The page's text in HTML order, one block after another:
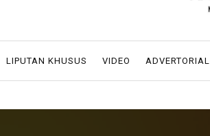
LIPUTAN KHUSUS VIDEO ADVERTORIAL